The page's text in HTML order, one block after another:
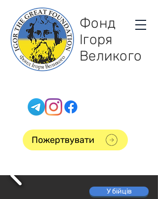
Фонд
Ігоря
Великого
Пожертвувати
У бійців